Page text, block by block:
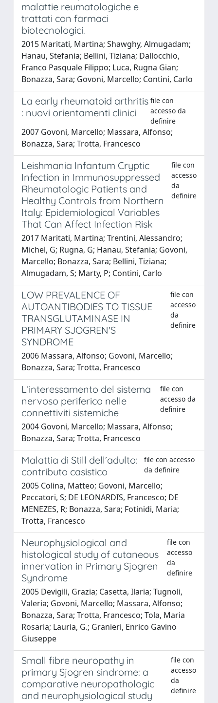
malattie reumatologiche e
trattati con farmaci
biotecnologici.
2015 Maritati, Martina; Shawghy, Almugadam;
Hanau, Stefania; Bellini, Tiziana; Dallocchio,
Franco Pasquale Filippo; Luca, Rugna Gian;
Bonazza, Sara; Govoni, Marcello; Contini, Carlo
La early rheumatoid arthritis
: nuovi orientamenti clinici
file con
accesso da
definire
2007 Govoni, Marcello; Massara, Alfonso;
Bonazza, Sara; Trotta, Francesco
Leishmania Infantum Cryptic
Infection in Immunosuppressed
Rheumatologic Patients and
Healthy Controls from Northern
Italy: Epidemiological Variables
That Can Affect Infection Risk
file con
accesso
da
definire
2017 Maritati, Martina; Trentini, Alessandro;
Michel, G; Rugna, G; Hanau, Stefania; Govoni,
Marcello; Bonazza, Sara; Bellini, Tiziana;
Almugadam, S; Marty, P; Contini, Carlo
LOW PREVALENCE OF
AUTOANTIBODIES TO TISSUE
TRANSGLUTAMINASE IN
PRIMARY SJOGREN'S
SYNDROME
file con
accesso
da
definire
2006 Massara, Alfonso; Govoni, Marcello;
Bonazza, Sara; Trotta, Francesco
L’interessamento del sistema
nervoso periferico nelle
connettiviti sistemiche
file con
accesso da
definire
2004 Govoni, Marcello; Massara, Alfonso;
Bonazza, Sara; Trotta, Francesco
Malattia di Still dell’adulto:
contributo casistico
file con accesso
da definire
2005 Colina, Matteo; Govoni, Marcello;
Peccatori, S; DE LEONARDIS, Francesco; DE
MENEZES, R; Bonazza, Sara; Fotinidi, Maria;
Trotta, Francesco
Neurophysiological and
histological study of cutaneous
innervation in Primary Sjogren
Syndrome
file con
accesso
da
definire
2005 Devigili, Grazia; Casetta, Ilaria; Tugnoli,
Valeria; Govoni, Marcello; Massara, Alfonso;
Bonazza, Sara; Trotta, Francesco; Tola, Maria
Rosaria; Lauria, G.; Granieri, Enrico Gavino
Giuseppe
Small fibre neuropathy in
primary Sjogren sindrome: a
comparative neuropathologic
and neurophysiological study
file con
accesso
da
definire